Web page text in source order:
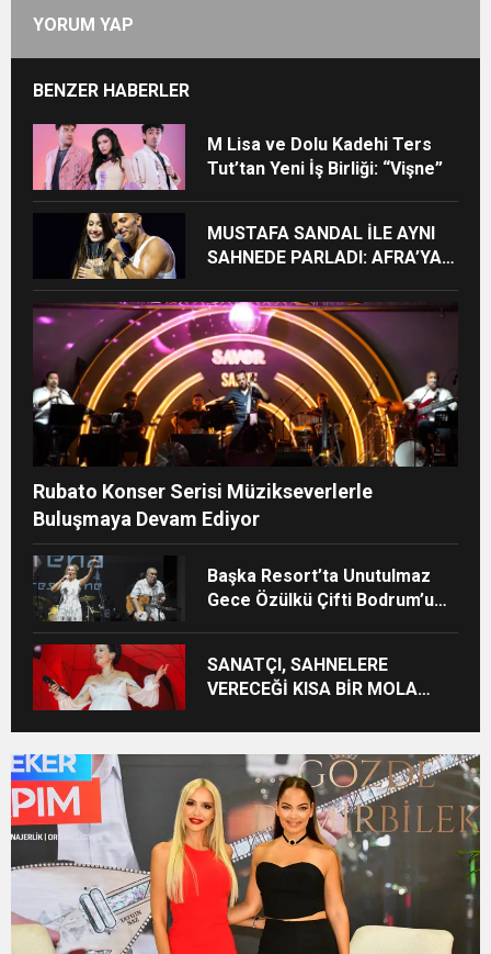
YORUM YAP
BENZER HABERLER
M Lisa ve Dolu Kadehi Ters
Tut’tan Yeni İş Birliği: “Vişne”
MUSTAFA SANDAL İLE AYNI
SAHNEDE PARLADI: AFRA’YA
Rubato Konser Serisi Müzikseverlerle
Buluşmaya Devam Ediyor
Başka Resort’ta Unutulmaz
Gece Özülkü Çifti Bodrum’u
SANATÇI, SAHNELERE
VERECEĞİ KISA BİR MOLA
KEZ HARBİYE’DE OLACAK!